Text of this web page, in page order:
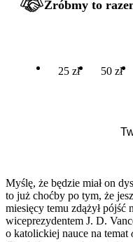
Zróbmy to
25 zł 50 zł
Myślę, że będzie miał on
to już choćby po tym, że
miesięcy temu zdążył pójść
wiceprezydentem J. D.
o katolickiej nauce na temat